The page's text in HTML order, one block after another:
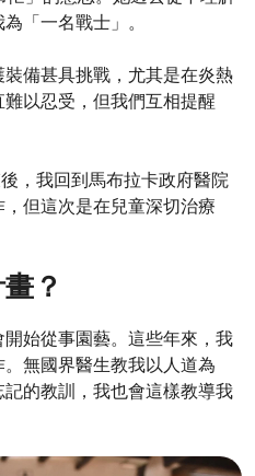
「一名戰士」。
備甚具挑戰，尤其是在炎熱
以忍受，但我們互相提醒
，我回到馬布拉卡政府醫院
但這次是在兒童深切治療
？
始從事園藝。這些年來，我
無國界醫生教我以人道為
的教訓，我也會這樣教導我